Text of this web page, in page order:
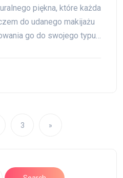
piękna, które każda
do udanego makijażu
go do swojego typu…
3 »